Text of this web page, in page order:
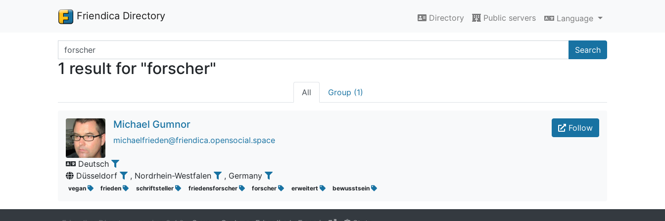
Friendica Directory Directory Public servers Language
Search terms Search
1 result for "forscher"
All Group (1)
Follow
Michael Gumnor
michaelfrieden@friendica.opensocial.space
Deutsch
Düsseldorf
, Nordrhein-Westfalen , Germany
vegan frieden schriftsteller friedensforscher forscher erweitert bewusstsein